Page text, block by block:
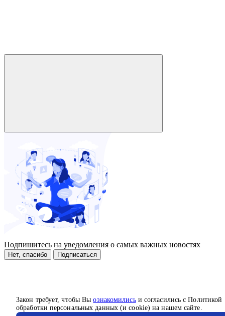
Закон требует, чтобы Выознакомилисьи согласились с Политикой
обработки персональных данных (и cookie) на нашем сайте.
Подпишитесь на уведомления о самых важных новостях
Нет, спасибо Подписаться